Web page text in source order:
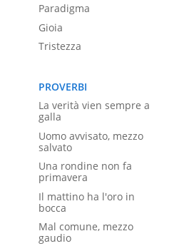
Paradigma
Gioia
Tristezza
PROVERBI
La verità vien sempre a
galla
Uomo avvisato, mezzo
salvato
Una rondine non fa
primavera
Il mattino ha l'oro in
bocca
Mal comune, mezzo
gaudio